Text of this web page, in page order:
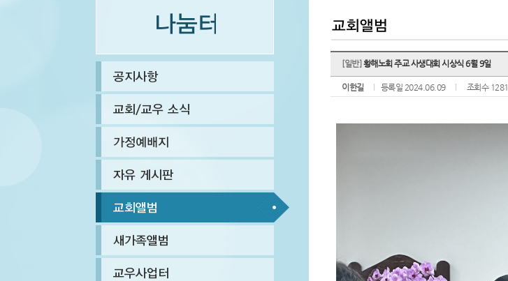
[일반] 황해노회 주교 사생대회 시상식 6월 9일
이한길 등록일 2024.06.09 조회수 1281